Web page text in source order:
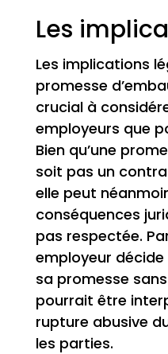
Les
Les implications
promesse
crucial à
employeurs que
Bien qu’une
soit pas un
elle peut
conséquences
pas respectée.
employeur
sa promesse
pourrait être
rupture abusive
les parties.